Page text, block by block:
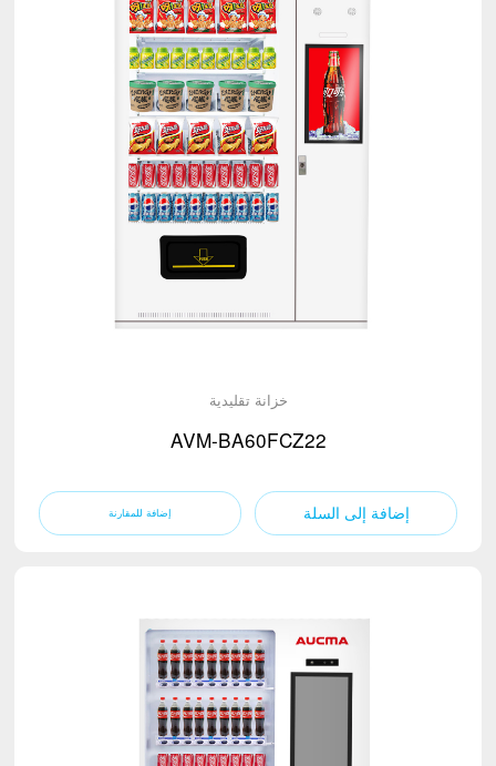
خزانة تقليدية
AVM-BA60FCZ22
إضافة إلى السلة